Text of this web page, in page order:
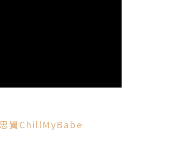
賢ChillMyBabe